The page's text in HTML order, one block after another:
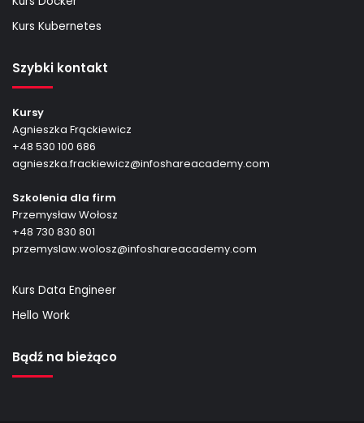
Kurs Kubernetes
Szybki kontakt
Kursy
Agnieszka Frąckiewicz
+48 530 100 686
agnieszka.frackiewicz@infoshareacademy.com
Szkolenia dla firm
Przemysław Wołosz
+48 730 830 801
przemyslaw.wolosz@infoshareacademy.com
Kurs Data Engineer
Hello Work
Bądź na bieżąco